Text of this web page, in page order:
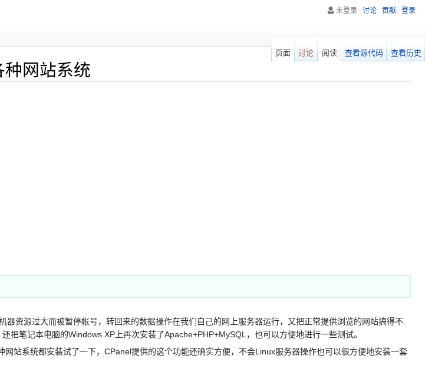
种网站系统
资源过大而被暂停帐号，转回来的数据操作在我们自己的网上服务器运行，又把正常提供浏览的网站搞得不
把笔记本电脑的Windows XP上再次安装了Apache+PHP+MySQL，也可以方便地进行一些测试。
系统都安装试了一下，CPanel提供的这个功能还确实方便，不会Linux服务器操作也可以很方便地安装一套
未登录 讨论 贡献 登录
页面 讨论 阅读 查看源代码 查看历史